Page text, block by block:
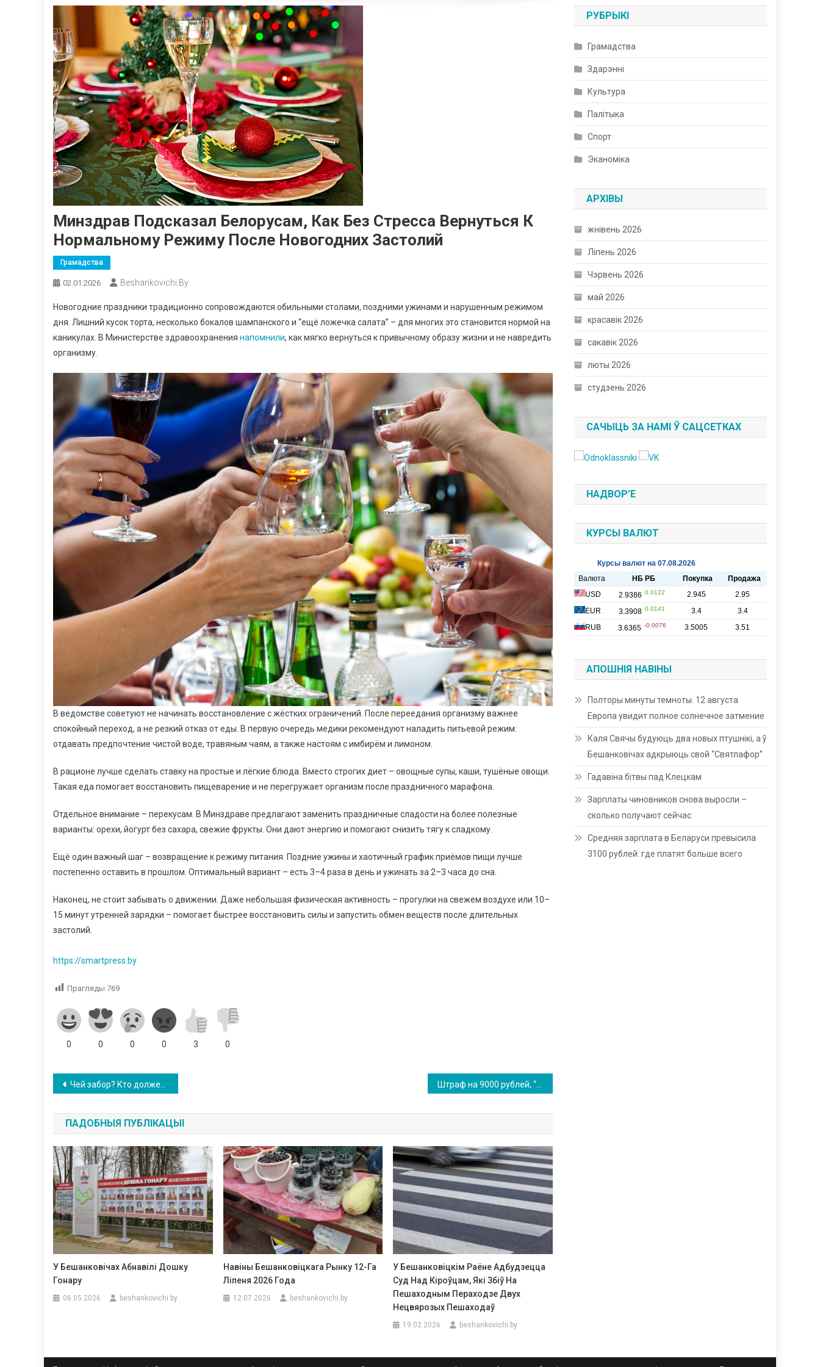
Минздрав Подсказал Белорусам, Как Без Стресса Вернуться К
Нормальному Режиму После Новогодних Застолий
Грамадства
02.01.2026 Beshankovichi.by
Новогодние праздники традиционно сопровождаются обильными столами, поздними ужинами и нарушенным режимом
дня. Лишний кусок торта, несколько бокалов шампанского и “ещё ложечка салата” – для многих это становится нормой на
каникулах. В Министерстве здравоохранения напомнили, как мягко вернуться к привычному образу жизни и не навредить
организму.
В ведомстве советуют не начинать восстановление с жёстких ограничений. После переедания организму важнее
спокойный переход, а не резкий отказ от еды. В первую очередь медики рекомендуют наладить питьевой режим:
отдавать предпочтение чистой воде, травяным чаям, а также настоям с имбирём и лимоном.
В рационе лучше сделать ставку на простые и лёгкие блюда. Вместо строгих диет – овощные супы, каши, тушёные овощи.
Такая еда помогает восстановить пищеварение и не перегружает организм после праздничного марафона.
Отдельное внимание – перекусам. В Минздраве предлагают заменить праздничные сладости на более полезные
варианты: орехи, йогурт без сахара, свежие фрукты. Они дают энергию и помогают снизить тягу к сладкому.
Ещё один важный шаг – возвращение к режиму питания. Поздние ужины и хаотичный график приёмов пищи лучше
постепенно оставить в прошлом. Оптимальный вариант – есть 3–4 раза в день и ужинать за 2–3 часа до сна.
Наконец, не стоит забывать о движении. Даже небольшая физическая активность – прогулки на свежем воздухе или 10–
15 минут утренней зарядки – помогает быстрее восстановить силы и запустить обмен веществ после длительных
застолий.
https://smartpress.by
Прагляды 769
0 0 0 0 3 0
Навігацыя
па
запісах
Чей забор? Кто должен ремонтировать ограждение между двумя садоводческими товариществами
ПАДОБНЫЯ ПУБЛІКАЦЫІ
У Бешанковічах Абнавілі Дошку
Гонару
06.05.2026 beshankovichi.by
Навіны Бешанковіцкага Рынку 12-Га
Ліпеня 2026 Года
12.07.2026 beshankovichi.by
У Бешанковіцкім Раёне Адбудзецца
Суд Над Кіроўцам, Які Збіў На
Пешаходным Пераходзе Двух
Нецвярозых Пешаходаў
19.02.2026 beshankovichi.by
РУБРЫКІ
Грамадства
Здарэнні
Культура
Палітыка
Спорт
Эканоміка
АРХІВЫ
жнівень 2026
Ліпень 2026
Чэрвень 2026
май 2026
красавік 2026
сакавік 2026
люты 2026
студзень 2026
САЧЫЦЬ ЗА НАМІ Ў САЦСЕТКАХ
НАДВОР’Е
КУРСЫ ВАЛЮТ
АПОШНІЯ НАВІНЫ
Полторы минуты темноты. 12 августа
Европа увидит полное солнечное затмение
Каля Свячы будуюць два новых птушнікі, а ў
Бешанковічах адкрыюць свой “Святлафор”
Гадавіна бітвы пад Клецкам
Зарплаты чиновников снова выросли –
сколько получают сейчас
Средняя зарплата в Беларуси превысила
3100 рублей: где платят больше всего